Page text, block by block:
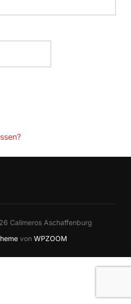
Calimeros Aschaffenburg
von WPZOOM